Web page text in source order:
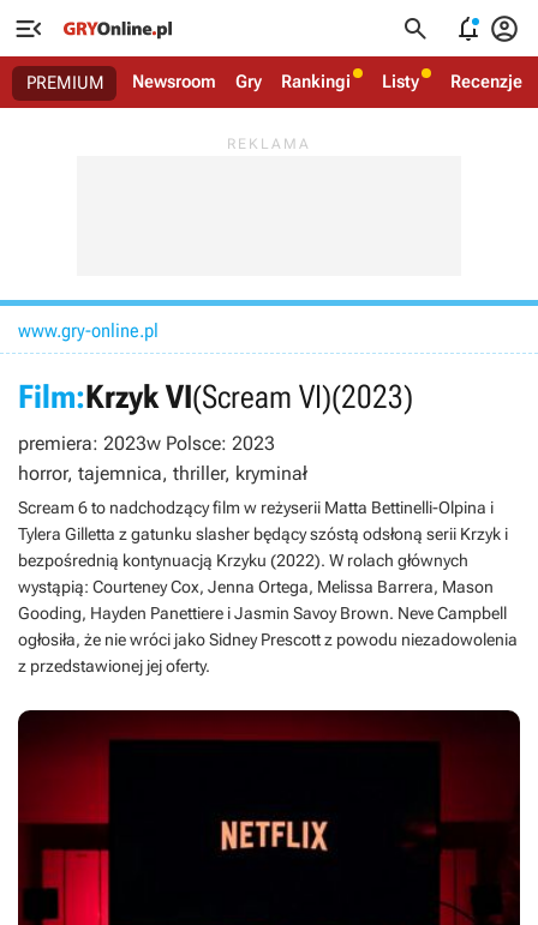
   
PREMIUM Newsroom Gry Rankingi Listy Recenzje
www.gry-online.pl
Film:Krzyk VI(Scream VI)(2023)
premiera: 2023w Polsce: 2023
horror, tajemnica, thriller, kryminał
Scream 6 to nadchodzący film w reżyserii Matta Bettinelli-Olpina i
Tylera Gilletta z gatunku slasher będący szóstą odsłoną serii Krzyk i
bezpośrednią kontynuacją Krzyku (2022). W rolach głównych
wystąpią: Courteney Cox, Jenna Ortega, Melissa Barrera, Mason
Gooding, Hayden Panettiere i Jasmin Savoy Brown. Neve Campbell
ogłosiła, że nie wróci jako Sidney Prescott z powodu niezadowolenia
z przedstawionej jej oferty.